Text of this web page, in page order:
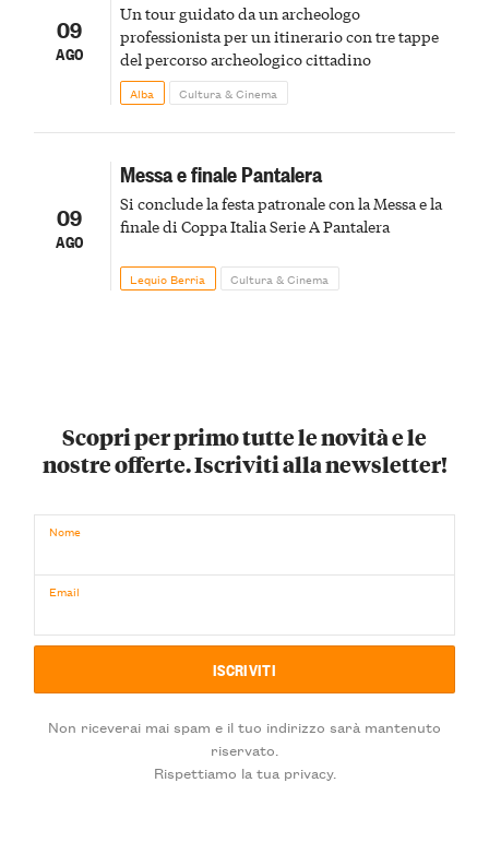
09
AGO
Un tour guidato da un archeologo
professionista per un itinerario con tre tappe
del percorso archeologico cittadino
Alba Cultura & Cinema
09
AGO
Messa e finale Pantalera
Si conclude la festa patronale con la Messa e la
finale di Coppa Italia Serie A Pantalera
Lequio Berria Cultura & Cinema
Scopri per primo tutte le novità e le
nostre offerte. Iscriviti alla newsletter!
Nome
Email
Non riceverai mai spam e il tuo indirizzo sarà mantenuto
riservato.
Rispettiamo la tua privacy.